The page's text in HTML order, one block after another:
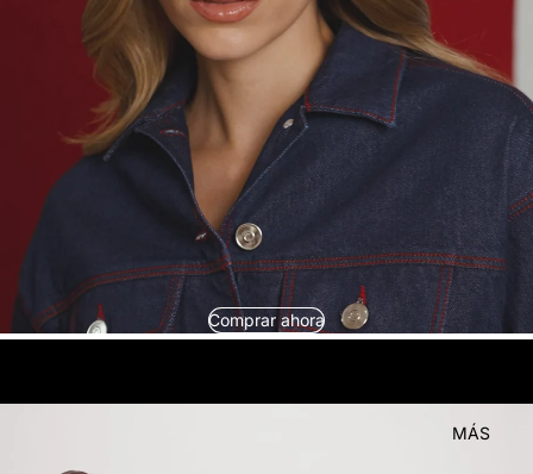
MÁS
Comprar ahora